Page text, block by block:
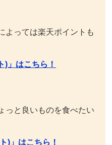
よっては楽天ポイントも
)」はこちら！
っと良いものを食べたい
)」はこちら！